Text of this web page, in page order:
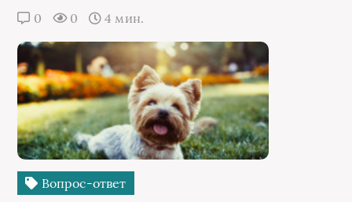
0 0 4 мин.
Вопрос-ответ